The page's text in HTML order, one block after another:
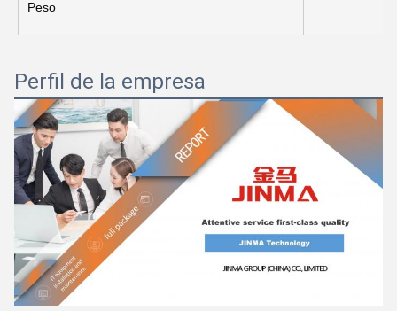
Peso
Perfil de la empresa